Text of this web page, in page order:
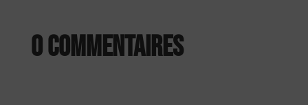
0 commentaires